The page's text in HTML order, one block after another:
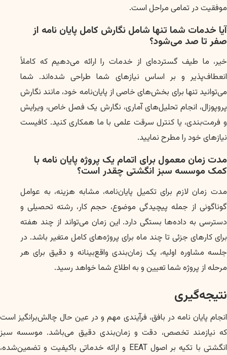
موفقیت در تمامی مراحل است.
آیا خدمات شما تنها شامل نگارش کامل پایان نامه از
صفر تا صد می‌شود؟
خیر، ما طیف گسترده‌ای از خدمات را ارائه می‌دهیم که کاملاً
انعطاف‌پذیر و بر اساس نیازهای شما طراحی شده‌اند. شما
می‌توانید تنها برای بخش‌های خاصی از پایان‌نامه خود، مانند نگارش
پروپوزال، انجام تحلیل‌های آماری، نگارش یک فصل خاص، ویرایش
و فرمت‌بندی، یا کنترل سرقت علمی با ما همکاری کنید. کافیست
نیازهای خود را مطرح نمایید.
مدت زمان معمول برای اتمام یک پروژه پایان نامه با
کمک موسسه سبز انگشتی چقدر است؟
مدت زمان لازم برای تکمیل پایان‌نامه، مشابه هزینه، به عوامل
گوناگونی از جمله پیچیدگی موضوع، حجم کار، رشته تحصیلی و
دسترسی به داده‌ها بستگی دارد. این زمان می‌تواند از چند هفته
برای کارهای جزئی تا چند ماه برای پروژه‌های کامل متغیر باشد. در
جلسه مشاوره اولیه، یک زمان‌بندی واقع‌بینانه و دقیق برای هر
مرحله از پروژه شما تعیین و به اطلاع شما خواهد رسید.
نتیجه‌گیری
انجام پایان نامه در بافق، فرآیندی مهم و در عین حال چالش‌برانگیز است
که نیازمند تخصص، دقت و زمان‌بندی دقیق می‌باشد. موسسه سبز
انگشتی با تکیه بر اصول EEAT و ارائه خدماتی باکیفیت و تضمین‌شده،